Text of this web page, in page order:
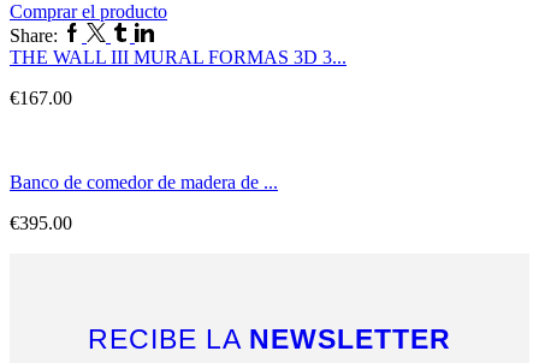
Comprar el producto
Share:
THE WALL III MURAL FORMAS 3D 3...
€167.00
Banco de comedor de madera de ...
€395.00
RECIBE LA NEWSLETTER